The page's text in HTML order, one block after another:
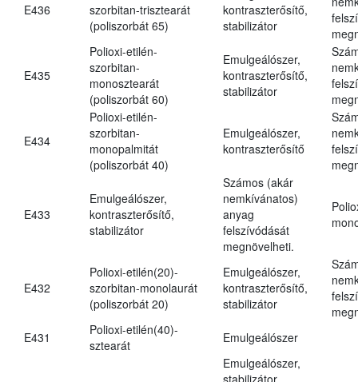
E436
szorbitan-trisztearát
(poliszorbát 65)
kontraszterősítő,
stabilizátor
E435
Polioxi-etilén-
szorbitan-
monosztearát
(poliszorbát 60)
Emulgeálószer,
kontraszterősítő,
stabilizátor
E434
Polioxi-etilén-
szorbitan-
monopalmitát
(poliszorbát 40)
Emulgeálószer,
kontraszterősítő
E433
Emulgeálószer,
kontraszterősítő,
stabilizátor
Számos (akár
nemkívánatos)
anyag
felszívódását
megnövelheti.
E432
Polioxi-etilén(20)-
szorbitan-monolaurát
(poliszorbát 20)
Emulgeálószer,
kontraszterősítő,
stabilizátor
E431
Polioxi-etilén(40)-
sztearát
Emulgeálószer
Emulgeálószer,
stabilizátor,